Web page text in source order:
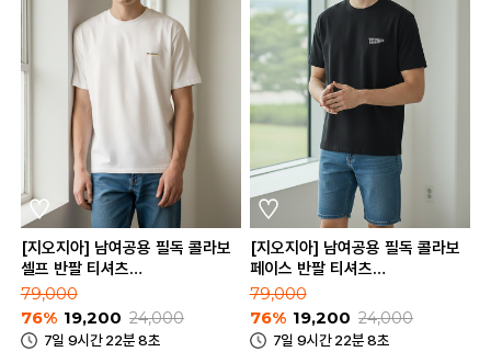
[지오지아] 남여공용 필독 콜라보
셀프 반팔 티셔츠
(ABE2TR3202)
79,000
76% 19,200 24,000
7일 9시간 22분 8초
[지오지아] 남여공용 필독 콜라보
페이스 반팔 티셔츠
(ABE2TR3203)
79,000
76% 19,200 24,000
7일 9시간 22분 8초